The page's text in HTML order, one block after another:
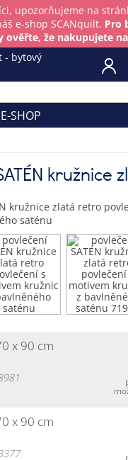
upozorňujeme na
e-shop SCANquilt. Pro
ověřte, že nakupujete
SHOP
kružnice
x 90 cm
x 90 cm